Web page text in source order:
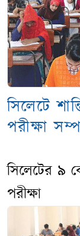
সিলেটে
পরীক্ষা
সিলেটের ৯
পরীক্ষা